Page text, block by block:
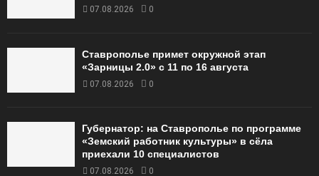
07.08.2026 0
Ставрополье примет окружной этап
«Зарницы 2.0» с 11 по 16 августа
07.08.2026 0
Губернатор: на Ставрополье по программе
«Земский работник культуры» в сёла
приехали 10 специалистов
07.08.2026 0